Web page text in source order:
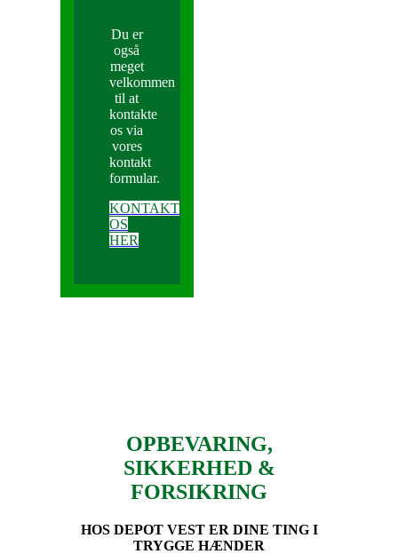
Du er
også
meget
velkommen
til at
kontakte
os via
vores
kontakt
formular.
KONTAKT
OS
HER
OPBEVARING,
SIKKERHED &
FORSIKRING
HOS DEPOT VEST ER DINE TING I
TRYGGE HÆNDER